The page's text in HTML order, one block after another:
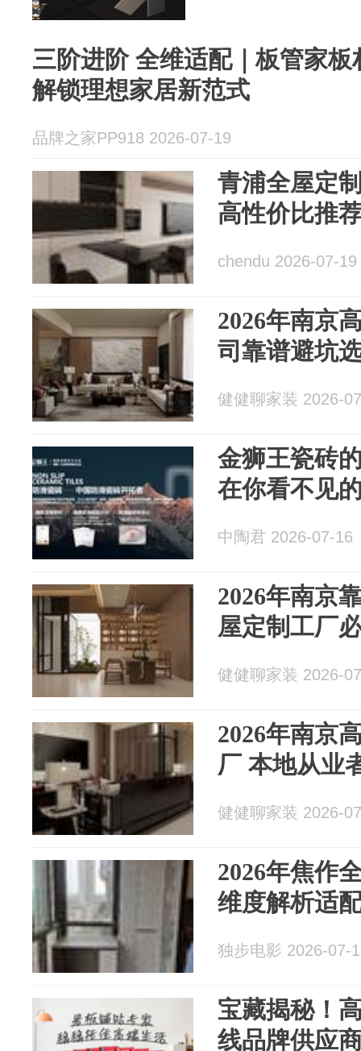
三阶进阶 全维适配｜板管家
解锁理想家居新范式
品牌之家PP918 2026-07-19
青浦全屋定
高性价比推
chendu 2026-07-19
2026年南京
司靠谱避坑
健健聊家装 2026-
金狮王瓷砖
在你看不见
中陶君 2026-07-16
2026年南京
屋定制工厂
健健聊家装 2026-
2026年南京
厂 本地从业
健健聊家装 2026-
2026年焦作
维度解析适
独步电影 2026-07-
宝藏揭秘！
线品牌供应